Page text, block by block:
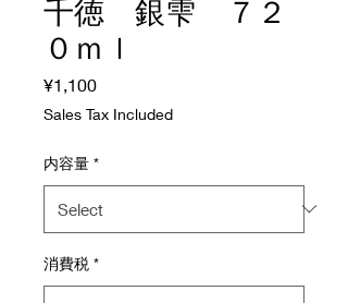
千徳 銀雫 ７２
０ｍｌ
¥1,100Price
Sales Tax Included
内容量 *
消費税 *